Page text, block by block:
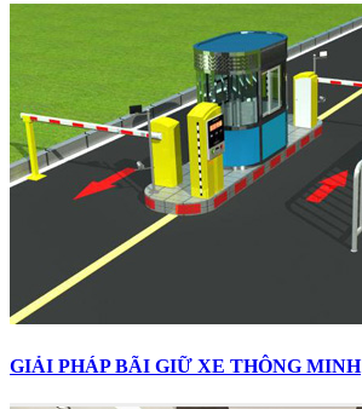
GIẢI PHÁP BÃI GIỮ XE THÔNG MINH